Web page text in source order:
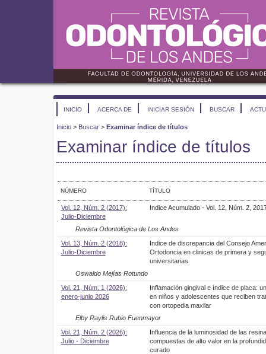
INICIO ACERCA DE INICIAR SESIÓN BUSCAR
Inicio > Buscar > Examinar índice de títulos
Examinar índice de títulos
NÚMERO TÍTULO
Vol. 12, Núm. 2 (2017):
Julio-Diciembre
Indice Acumulado - Vol. 12, Núm. 2,
Revista Odontológica de Los Andes
Vol. 13, Núm. 2 (2018):
Julio-Diciembre
Indice de discrepancia del Consejo
Ortodoncia en clinicas de primera y
universitarias
Oswaldo Mejías Rotundo
Vol. 21, Núm. 1 (2026):
enero-junio 2026
Inflamación gingival e índice de placa:
en niños y adolescentes que reciben
con ortopedia maxilar
Elby Raylis Rubio Fuenmayor
Vol. 21, Núm. 2 (2026):
Julio - Diciembre
Influencia de la luminosidad de las
compuestas de alto valor en la
curado